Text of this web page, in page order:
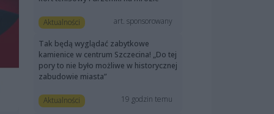
Aktualności art. sponsorowany
Tak będą wyglądać zabytkowe
kamienice w centrum Szczecina! „Do tej
pory to nie było możliwe w historycznej
zabudowie miasta”
Aktualności 19 godzin temu